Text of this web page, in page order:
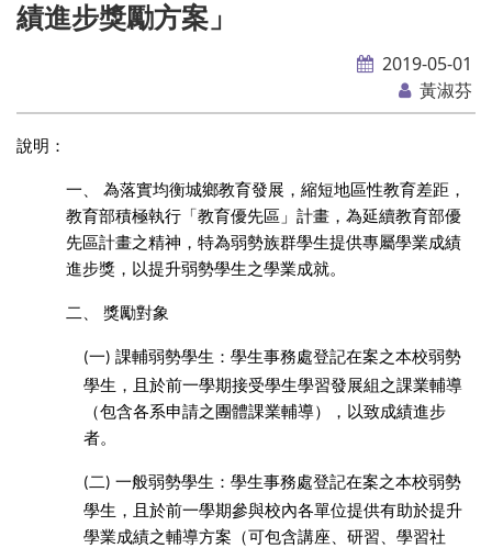
績進步獎勵方案」
2019-05-01
黃淑芬
說明：
一、為落實均衡城鄉教育發展，縮短地區性教育差距，
教育部積極執行「教育優先區」計畫，為延續教育部優
先區計畫之精神，特為弱勢族群學生提供專屬學業成績
進步獎，以提升弱勢學生之學業成就。
二、獎勵對象
(一) 課輔弱勢學生：學生事務處登記在案之本校弱勢
學生，且於前一學期接受學生學習發展組之課業輔導
（包含各系申請之團體課業輔導），以致成績進步
者。
(二) 一般弱勢學生：學生事務處登記在案之本校弱勢
學生，且於前一學期參與校內各單位提供有助於提升
學業成績之輔導方案（可包含講座、研習、學習社